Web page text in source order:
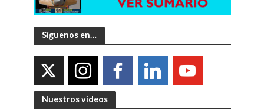
Síguenos en…
Nuestros videos